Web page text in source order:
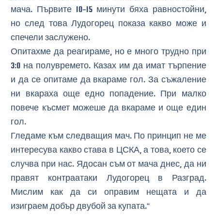
мача. Първите 10-15 минути бяха равностойни,
но след това Лудогорец показа какво може и
спечели заслужено.
Опитахме да реагираме, но е много трудно при
3:0 на полувремето. Казах им да имат търпение
и да се опитаме да вкараме гол. За съжаление
ни вкараха още едно попадение. При малко
повече късмет можеше да вкараме и още един
гол.
Гледаме към следващия мач. По принцип не ме
интересува какво става в ЦСКА, а това, което се
случва при нас. Ядосан съм от мача днес, да ни
правят контраатаки Лудогорец в Разград.
Мислим как да си оправим нещата и да
изиграем добър двубой за купата.“